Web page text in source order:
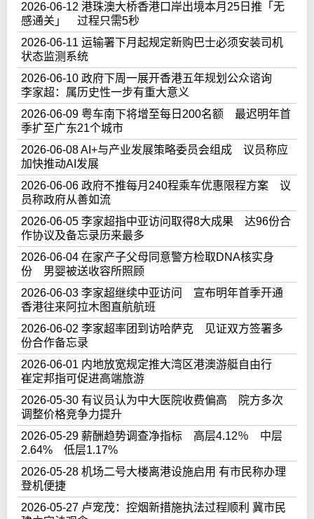
2026-06-12 港珠澳大桥香港口岸出境本月25日推「无
感通关」 过程只需5秒
2026-06-11 运输署下月起规定新购巴士必须安装司机
状态监测系统
2026-06-10 政府下周一展开香港五年规划公众谘询
李家超：属历史性一步有重大意义
2026-06-09 粤车南下将增至每日200名额 最迟明年首
季扩至广东21个城市
2026-06-08 AI+与产业发展策略委员会组成 议员称应
加快推动AI发展
2026-06-06 政府不推每月240程乘车优惠限程方案 议
员称政府从善如流
2026-06-05 李家超指中亚访问取得8大成果 达96份合
作协议及备忘录历来最多
2026-06-04 在家产子父母同意警方检取DNA核实身
份 男婴被送收容所照顾
2026-06-03 李家超继续中亚访问 宣布明年首季开通
香港往来阿拉木图直航航班
2026-06-02 李家超率团到访哈萨克 见证双方签署多
份合作备忘录
2026-06-01 内地放宽规定推大湾区港澳游艇自由行
崔定邦指可促进高端旅游
2026-05-30 有议员认为中大医院收费偏高 院方多次
调整价格竞争力提升
2026-05-29 薪酬趋势调查净指标 高层4.12％ 中层
2.64% 低层1.17%
2026-05-28 机场二号大楼离港设施启用 有市民称办理
登机便捷
2026-05-27 卢宠茂：控烟新措施执法过程顺利 冀市民